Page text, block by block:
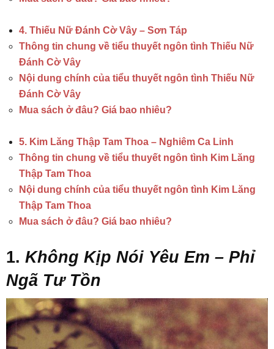
4. Thiếu Nữ Đánh Cờ Vây – Sơn Táp
Thông tin chung về tiểu thuyết ngôn tình Thiếu Nữ
Đánh Cờ Vây
Nội dung chính của tiểu thuyết ngôn tình Thiếu Nữ
Đánh Cờ Vây
Mua sách ở đâu? Giá bao nhiêu?
5. Kim Lăng Thập Tam Thoa – Nghiêm Ca Linh
Thông tin chung về tiểu thuyết ngôn tình Kim Lăng
Thập Tam Thoa
Nội dung chính của tiểu thuyết ngôn tình Kim Lăng
Thập Tam Thoa
Mua sách ở đâu? Giá bao nhiêu?
1. Không Kịp Nói Yêu Em – Phỉ
Ngã Tư Tồn